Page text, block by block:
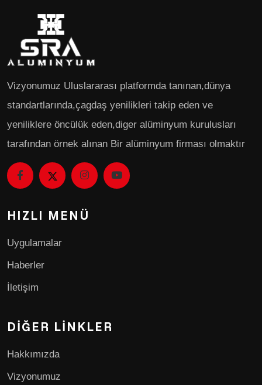
Vizyonumuz Uluslararası platformda tanınan,dünya
standartlarında,çagdaş yenilikleri takip eden ve
yeniliklere öncülük eden,diger alüminyum kurulusları
tarafından örnek alınan Bir alüminyum firması olmaktır
HIZLI MENÜ
Uygulamalar
Haberler
İletişim
DIĞER LINKLER
Hakkımızda
Vizyonumuz